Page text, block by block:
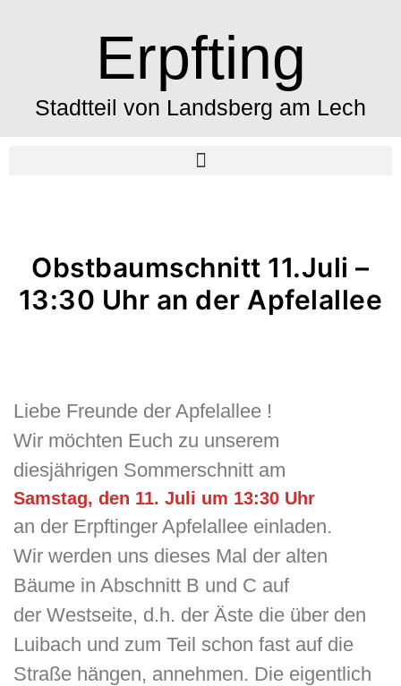
Erpfting
Stadtteil von Landsberg am Lech
Obstbaumschnitt 11.Juli –
13:30 Uhr an der Apfelallee
Liebe Freunde der Apfelallee !
Wir möchten Euch zu unserem
diesjährigen Sommerschnitt am
Samstag, den 11. Juli um 13:30 Uhr
an der Erpftinger Apfelallee einladen.
Wir werden uns dieses Mal der alten
Bäume in Abschnitt B und C auf
der Westseite, d.h. der Äste die über den
Luibach und zum Teil schon fast auf die
Straße hängen, annehmen. Die eigentlich